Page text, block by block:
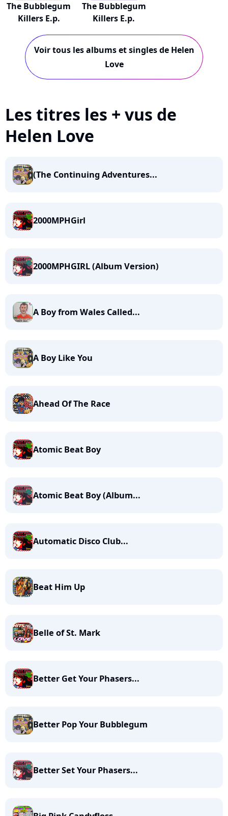
The Bubblegum
Killers E.p.
The Bubblegum
Killers E.p.
Voir tous les albums et singles de Helen
Love
Les titres les + vus de
Helen Love
(The Continuing Adventures...
2000MPHGirl
2000MPHGIRL (Album Version)
A Boy from Wales Called...
A Boy Like You
Ahead Of The Race
Atomic Beat Boy
Atomic Beat Boy (Album...
Automatic Disco Club...
Beat Him Up
Belle of St. Mark
Better Get Your Phasers...
Better Pop Your Bubblegum
Better Set Your Phasers...